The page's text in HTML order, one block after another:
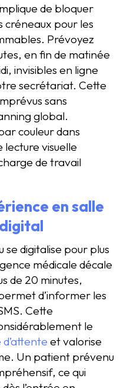
de bloquer
créneaux pour les
Prévoyez
en fin de matinée
invisibles en ligne
secrétariat. Cette
sans
global.
couleur dans
visuelle
de travail
en salle
se digitalise pour plus
médicale décale
de 20 minutes,
d’informer les
Cette
le
d’attente et valorise
Un patient prévenu
ce qui